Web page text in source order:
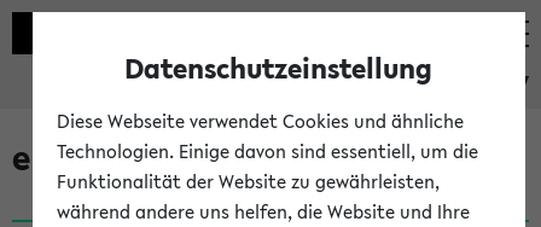
eKVV
eKVV News
Datenschutzeinstellung
Diese Webseite verwendet Cookies und ähnliche
Technologien. Einige davon sind essentiell, um die
Funktionalität der Website zu gewährleisten,
während andere uns helfen, die Website und Ihre